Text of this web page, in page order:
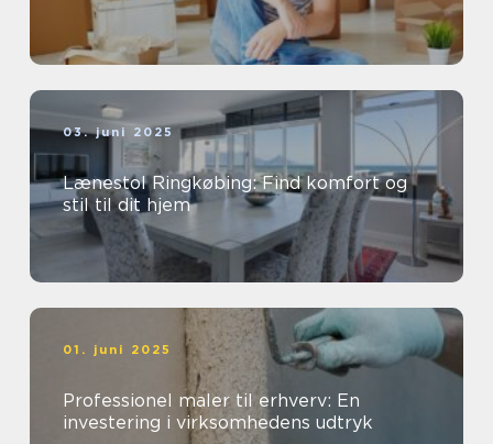
03. juni 2025
Lænestol Ringkøbing: Find komfort og
stil til dit hjem
01. juni 2025
Professionel maler til erhverv: En
investering i virksomhedens udtryk